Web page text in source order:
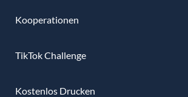
Kooperationen
TikTok Challenge
Kostenlos Drucken